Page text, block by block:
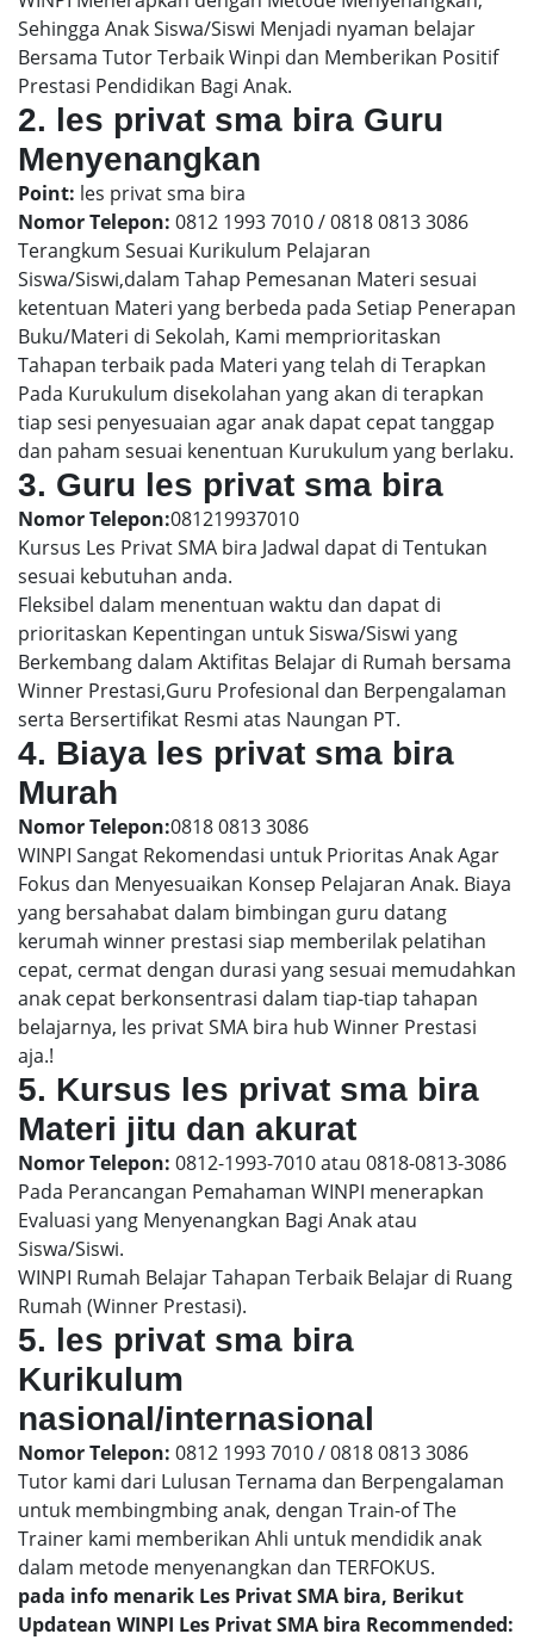
Sehingga Anak Siswa/Siswi Menjadi nyaman belajar
Bersama Tutor Terbaik Winpi dan Memberikan Positif
Prestasi Pendidikan Bagi Anak.
2. les privat sma bira Guru
Menyenangkan
Point: les privat sma bira
Nomor Telepon: 0812 1993 7010 / 0818 0813 3086
Terangkum Sesuai Kurikulum Pelajaran
Siswa/Siswi,dalam Tahap Pemesanan Materi sesuai
ketentuan Materi yang berbeda pada Setiap Penerapan
Buku/Materi di Sekolah, Kami memprioritaskan
Tahapan terbaik pada Materi yang telah di Terapkan
Pada Kurukulum disekolahan yang akan di terapkan
tiap sesi penyesuaian agar anak dapat cepat tanggap
dan paham sesuai kenentuan Kurukulum yang berlaku.
3. Guru les privat sma bira
Nomor Telepon:081219937010
Kursus Les Privat SMA bira Jadwal dapat di Tentukan
sesuai kebutuhan anda.
Fleksibel dalam menentuan waktu dan dapat di
prioritaskan Kepentingan untuk Siswa/Siswi yang
Berkembang dalam Aktifitas Belajar di Rumah bersama
Winner Prestasi,Guru Profesional dan Berpengalaman
serta Bersertifikat Resmi atas Naungan PT.
4. Biaya les privat sma bira
Murah
Nomor Telepon:0818 0813 3086
WINPI Sangat Rekomendasi untuk Prioritas Anak Agar
Fokus dan Menyesuaikan Konsep Pelajaran Anak. Biaya
yang bersahabat dalam bimbingan guru datang
kerumah winner prestasi siap memberilak pelatihan
cepat, cermat dengan durasi yang sesuai memudahkan
anak cepat berkonsentrasi dalam tiap-tiap tahapan
belajarnya, les privat SMA bira hub Winner Prestasi
aja.!
5. Kursus les privat sma bira
Materi jitu dan akurat
Nomor Telepon: 0812-1993-7010 atau 0818-0813-3086
Pada Perancangan Pemahaman WINPI menerapkan
Evaluasi yang Menyenangkan Bagi Anak atau
Siswa/Siswi.
WINPI Rumah Belajar Tahapan Terbaik Belajar di Ruang
Rumah (Winner Prestasi).
5. les privat sma bira
Kurikulum
nasional/internasional
Nomor Telepon: 0812 1993 7010 / 0818 0813 3086
Tutor kami dari Lulusan Ternama dan Berpengalaman
untuk membingmbing anak, dengan Train-of The
Trainer kami memberikan Ahli untuk mendidik anak
dalam metode menyenangkan dan TERFOKUS.
pada info menarik Les Privat SMA bira, Berikut
Updatean WINPI Les Privat SMA bira Recommended: